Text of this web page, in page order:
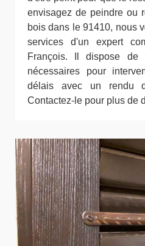
envisagez de peindre ou
bois dans le 91410, nous
services d'un expert
François. Il dispose de
nécessaires pour
délais avec un rendu
Contactez-le pour plus de